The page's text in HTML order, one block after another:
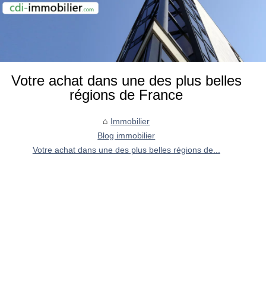
Votre achat dans une des plus belles
régions de France
Immobilier
Blog immobilier
Votre achat dans une des plus belles régions de...